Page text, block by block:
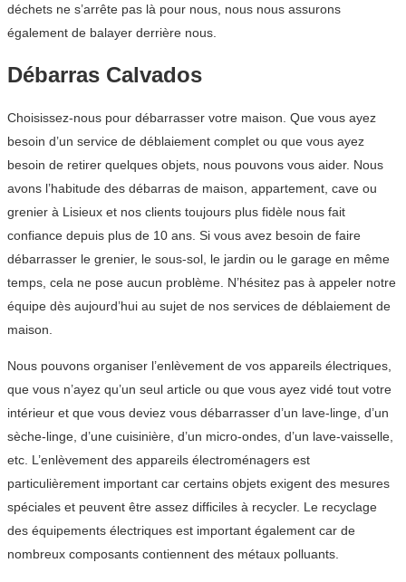
déchets ne s’arrête pas là pour nous, nous nous assurons
également de balayer derrière nous.
Débarras Calvados
Choisissez-nous pour débarrasser votre maison. Que vous ayez
besoin d’un service de déblaiement complet ou que vous ayez
besoin de retirer quelques objets, nous pouvons vous aider. Nous
avons l’habitude des débarras de maison, appartement, cave ou
grenier à Lisieux et nos clients toujours plus fidèle nous fait
confiance depuis plus de 10 ans. Si vous avez besoin de faire
débarrasser le grenier, le sous-sol, le jardin ou le garage en même
temps, cela ne pose aucun problème. N’hésitez pas à appeler notre
équipe dès aujourd’hui au sujet de nos services de déblaiement de
maison.
Nous pouvons organiser l’enlèvement de vos appareils électriques,
que vous n’ayez qu’un seul article ou que vous ayez vidé tout votre
intérieur et que vous deviez vous débarrasser d’un lave-linge, d’un
sèche-linge, d’une cuisinière, d’un micro-ondes, d’un lave-vaisselle,
etc. L’enlèvement des appareils électroménagers est
particulièrement important car certains objets exigent des mesures
spéciales et peuvent être assez difficiles à recycler. Le recyclage
des équipements électriques est important également car de
nombreux composants contiennent des métaux polluants.